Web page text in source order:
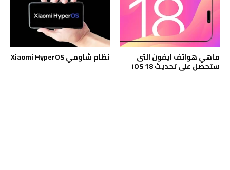
ماهي هواتف ايفون التى
ستحصل على تحديث iOS 18
نظام شاومي Xiaomi HyperOS